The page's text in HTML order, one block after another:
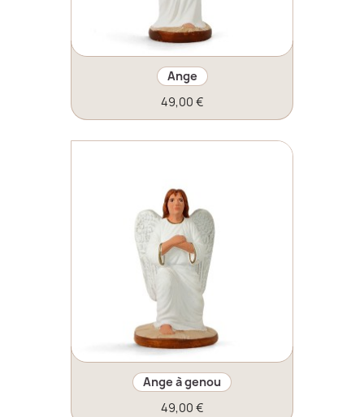
Ange
49,00 €
Ange à genou
49,00 €